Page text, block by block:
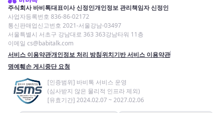
주식회사 바비톡대표이사 신정인개인정보 관리책임자 신정인
사업자등록번호 836-86-02172
통신판매업신고번호 2021-서울강남-03497
서울특별시 서초구 강남대로 363 363강남타워 11층
이메일 cs@babitalk.com
서비스 이용약관개인정보 처리 방침위치기반 서비스 이용약관
명예훼손 게시중단 요청
[인증범위] 바비톡 서비스 운영
(심사받지 않은 물리적 인프라 제외)
[유효기간] 2024.02.07 ~ 2027.02.06